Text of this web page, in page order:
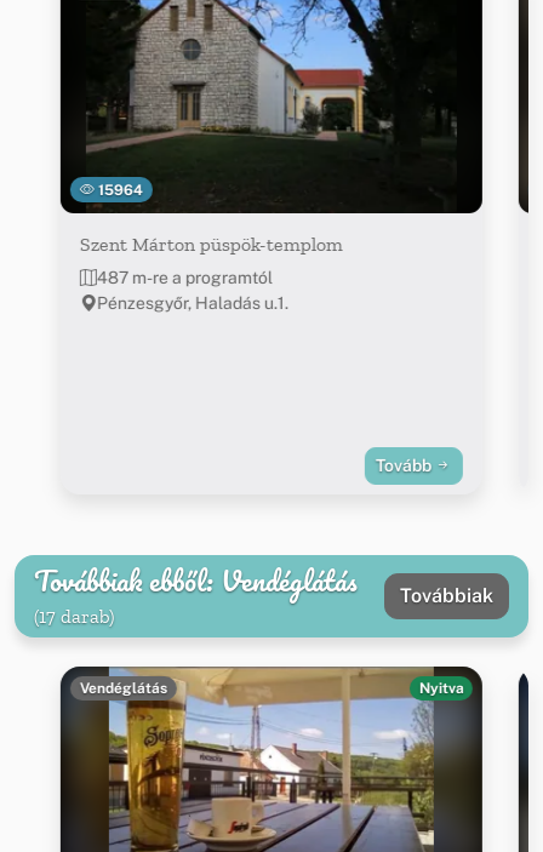
15964
Szent Márton püspök-templom
487 m-re a programtól
Pénzesgyőr, Haladás u.1.
Tovább
Továbbiak ebből: Vendéglátás
(17 darab)
Továbbiak
Vendéglátás Nyitva